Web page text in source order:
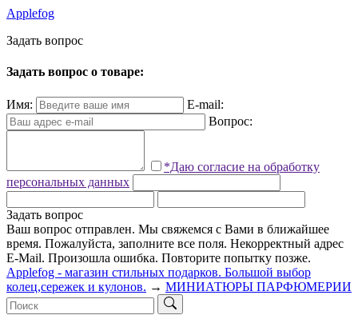
Applefog
Задать вопрос
Задать вопрос о товаре:
Имя:
E-mail:
Вопрос:
*Даю согласие на обработку
персональных данных
Задать вопрос
Ваш вопрос отправлен. Мы свяжемся с Вами в ближайшее
время. Пожалуйста, заполните все поля. Некорректный адрес
E-Mail. Произошла ошибка. Повторите попытку позже.
Applefog - магазин стильных подарков. Большой выбор
колец,сережек и кулонов. → МИНИАТЮРЫ ПАРФЮМЕРИИ